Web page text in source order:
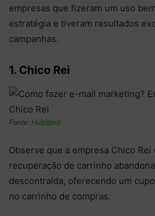
empresas que fizeram um uso
estratégia e tiveram resultados
campanhas.
1. Chico Rei
Fonte: HubSpot
Observe que a empresa Chico
recuperação de carrinho
descontraída, oferecendo um
no carrinho de compras.